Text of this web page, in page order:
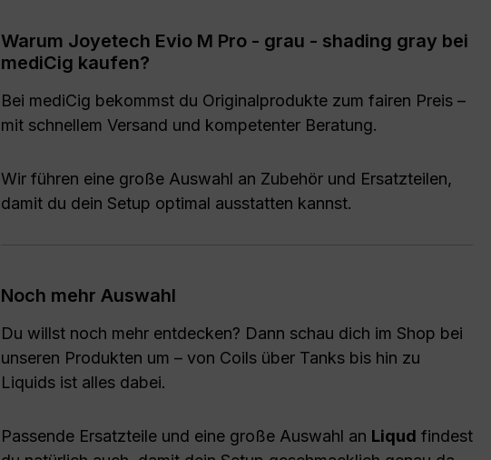
Warum Joyetech Evio M Pro - grau - shading gray bei
mediCig kaufen?
Bei mediCig bekommst du Originalprodukte zum fairen Preis –
mit schnellem Versand und kompetenter Beratung.
Wir führen eine große Auswahl an Zubehör und Ersatzteilen,
damit du dein Setup optimal ausstatten kannst.
Noch mehr Auswahl
Du willst noch mehr entdecken? Dann schau dich im Shop bei
unseren Produkten um – von Coils über Tanks bis hin zu
Liquids ist alles dabei.
Passende Ersatzteile und eine große Auswahl an Liqud findest